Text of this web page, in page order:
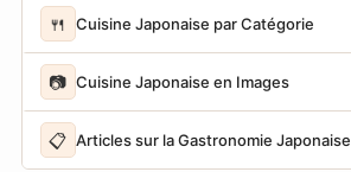
🍴 Cuisine Japonaise par Catégorie
📷 Cuisine Japonaise en Images
📋 Articles sur la Gastronomie Japonaise